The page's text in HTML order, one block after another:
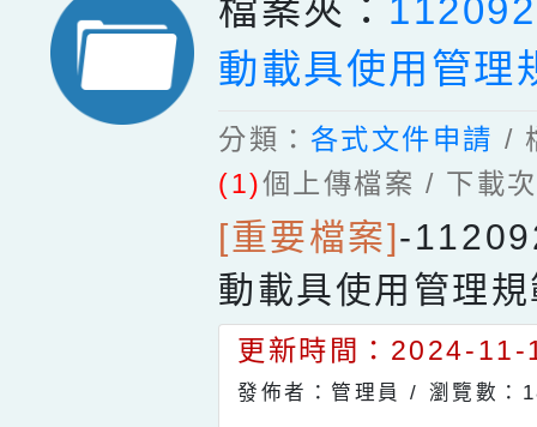
檔案夾：
動載具使用管理
分類： 各式文件申請 /
(1)個上傳檔案 / 下載
[重要檔案]-
動載具使用管理
更新時間：2024-
發佈者：管理員 / 瀏覽數：